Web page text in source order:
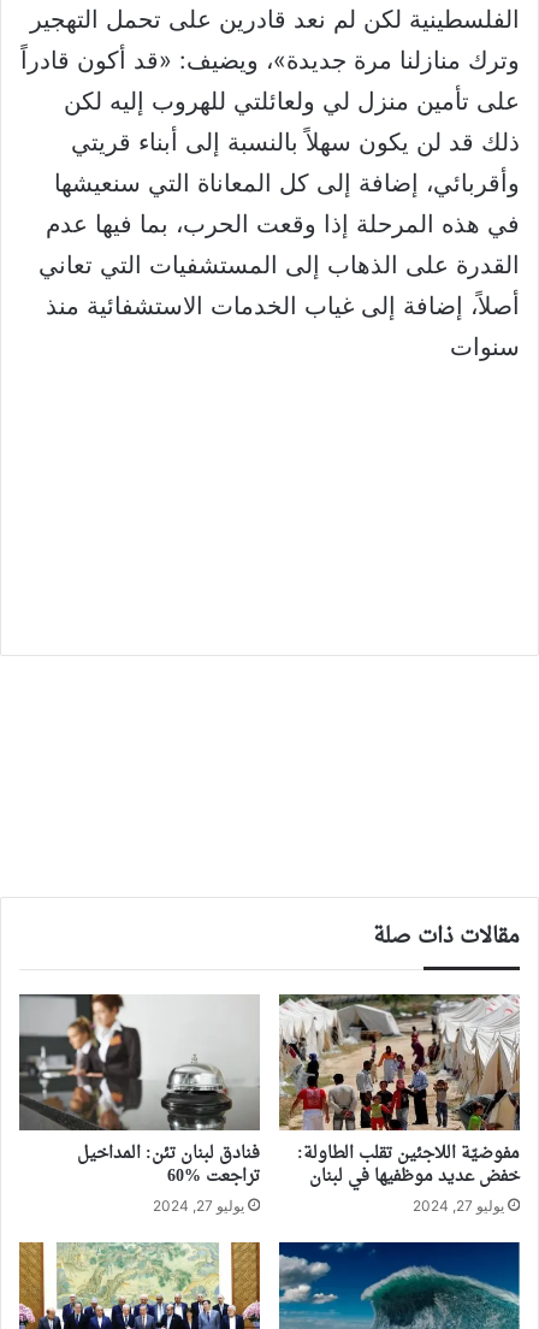
الفلسطينية لكن لم نعد قادرين على تحمل التهجير
وترك منازلنا مرة جديدة»، ويضيف: «قد أكون قادراً
على تأمين منزل لي ولعائلتي للهروب إليه لكن
ذلك قد لن يكون سهلاً بالنسبة إلى أبناء قريتي
وأقربائي، إضافة إلى كل المعاناة التي سنعيشها
في هذه المرحلة إذا وقعت الحرب، بما فيها عدم
القدرة على الذهاب إلى المستشفيات التي تعاني
أصلاً، إضافة إلى غياب الخدمات الاستشفائية منذ
سنوات
مقالات ذات صلة
مفوضيّة اللاجئين تقلب الطاولة:
خفض عديد موظفيها في لبنان
يوليو 27, 2024
فنادق لبنان تئن: المداخيل
تراجعت %60
يوليو 27, 2024